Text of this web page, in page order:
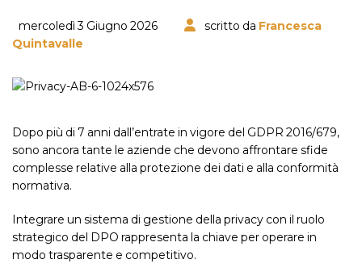
mercoledì 3 Giugno 2026 scritto da Francesca
Quintavalle
Dopo più di 7 anni dall’entrate in vigore del GDPR 2016/679,
sono ancora tante le aziende che devono affrontare sfide
complesse relative alla protezione dei dati e alla conformità
normativa.
Integrare un sistema di gestione della privacy con il ruolo
strategico del DPO rappresenta la chiave per operare in
modo trasparente e competitivo.